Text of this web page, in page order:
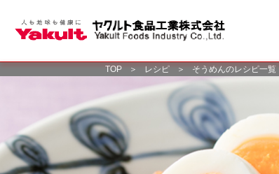
TOP ＞ レシピ ＞ そうめんのレシピ一覧